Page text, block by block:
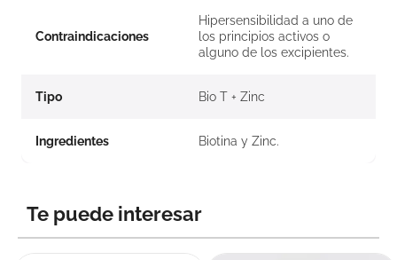
Contraindicaciones
Hipersensibilidad a uno de
los principios activos o
alguno de los excipientes.
Tipo Bio T + Zinc
Ingredientes Biotina y Zinc.
Te puede interesar